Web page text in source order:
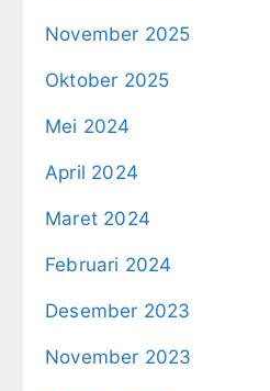
November 2025
Oktober 2025
Mei 2024
April 2024
Maret 2024
Februari 2024
Desember 2023
November 2023